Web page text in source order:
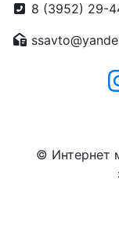
8 (3952) 29-
© Интернет